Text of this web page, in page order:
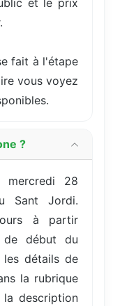
fait à l'étape
vous voyez
?
mercredi 28
Sant Jordi.
à partir
de début du
les détails de
la rubrique
description